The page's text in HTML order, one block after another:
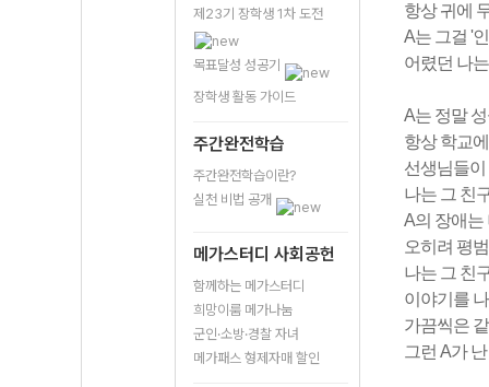
제23기 장학생 1차 도전
목표달성 성공기
장학생 활동 가이드
주간완전학습
주간완전학습이란?
실천 비법 공개
메가스터디 사회공헌
함께하는 메가스터디
희망이룸 메가나눔
군인·소방·경찰 자녀
메가패스 형제자매 할인
항상 귀에
A는 그걸 '
어렸던 나
A는 정말
항상 학교
선생님들
나는 그 친
A의 장애는
오히려 평
나는 그 친
이야기를
가끔씩은
그런 A가